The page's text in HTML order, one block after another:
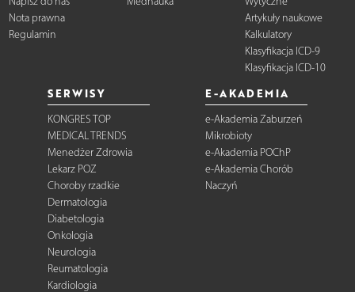
Nota prawna
Regulamin
Artykuły naukowe
Kalkulatory
Klasyfikacja ICD-9
Klasyfikacja ICD-10
SERWISY
KONGRES TOP
MEDICAL TRENDS
Menedżer Zdrowia
Lekarz POZ
Choroby rzadkie
Dermatologia
Diabetologia
Onkologia
Neurologia
Reumatologia
Kardiologia
E-AKADEMIA
e-Akademia Zaburzeń
Mikrobioty
e-Akademia POChP
e-Akademia Chorób
Naczyń